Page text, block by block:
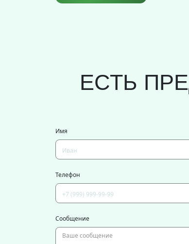
ЕСТЬ
Имя
Телефон
Сообщение